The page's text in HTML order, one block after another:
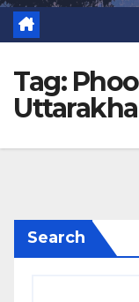
Tag:
Search